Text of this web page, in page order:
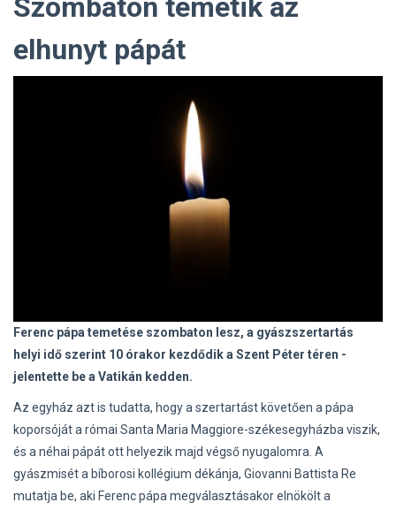
Szombaton temetik az
elhunyt pápát
Ferenc pápa temetése szombaton lesz, a gyászszertartás
helyi idő szerint 10 órakor kezdődik a Szent Péter téren -
jelentette be a Vatikán kedden.
Az egyház azt is tudatta, hogy a szertartást követően a pápa
koporsóját a római Santa Maria Maggiore-székesegyházba viszik,
és a néhai pápát ott helyezik majd végső nyugalomra. A
gyászmisét a bíborosi kollégium dékánja, Giovanni Battista Re
mutatja be, aki Ferenc pápa megválasztásakor elnökölt a